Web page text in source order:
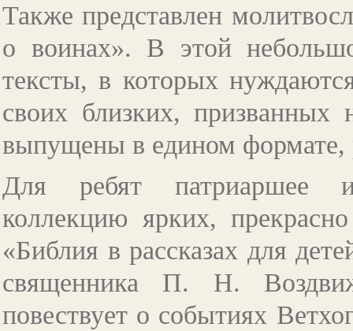
Также представлен
о воинах». В этой
тексты, в которых
своих близких,
выпущены в едином формате,
Для ребят патриаршее
коллекцию ярких,
«Библия в рассказах для
священника П. Н.
повествует о событиях